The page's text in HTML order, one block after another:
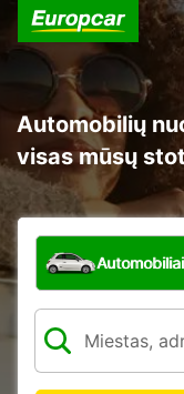
Automobilių
visas mūsų
Kokio tipo
Automobiliai